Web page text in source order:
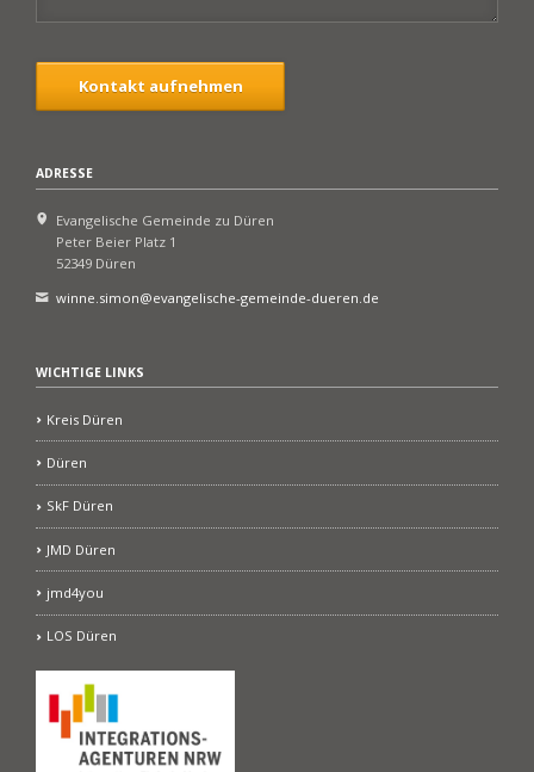
Kontakt aufnehmen
ADRESSE
Evangelische Gemeinde zu Düren
Peter Beier Platz 1
52349 Düren
winne.simon@evangelische-gemeinde-dueren.de
WICHTIGE LINKS
Kreis Düren
Düren
SkF Düren
JMD Düren
jmd4you
LOS Düren